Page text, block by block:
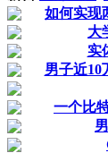
如何实现
大
实
男子近10
一个比